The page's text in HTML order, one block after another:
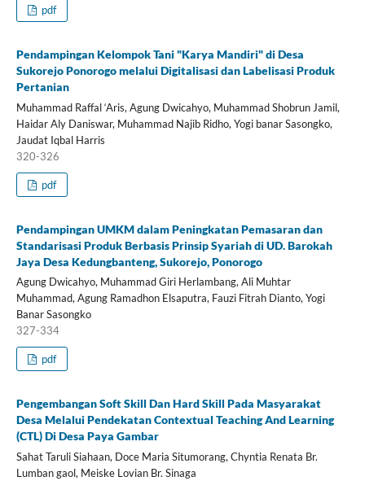
pdf
Pendampingan Kelompok Tani "Karya Mandiri" di Desa
Sukorejo Ponorogo melalui Digitalisasi dan Labelisasi Produk
Pertanian
Muhammad Raffal ‘Aris, Agung Dwicahyo, Muhammad Shobrun Jamil,
Haidar Aly Daniswar, Muhammad Najib Ridho, Yogi banar Sasongko,
Jaudat Iqbal Harris
320-326
pdf
Pendampingan UMKM dalam Peningkatan Pemasaran dan
Standarisasi Produk Berbasis Prinsip Syariah di UD. Barokah
Jaya Desa Kedungbanteng, Sukorejo, Ponorogo
Agung Dwicahyo, Muhammad Giri Herlambang, Ali Muhtar
Muhammad, Agung Ramadhon Elsaputra, Fauzi Fitrah Dianto, Yogi
Banar Sasongko
327-334
pdf
Pengembangan Soft Skill Dan Hard Skill Pada Masyarakat
Desa Melalui Pendekatan Contextual Teaching And Learning
(CTL) Di Desa Paya Gambar
Sahat Taruli Siahaan, Doce Maria Situmorang, Chyntia Renata Br.
Lumban gaol, Meiske Lovian Br. Sinaga